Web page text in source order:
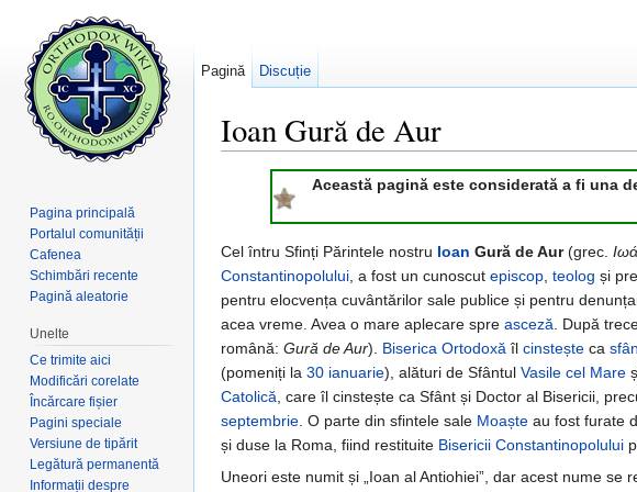
Ioan Gură de Aur
Această pagină este considerată a fi una
Cel întru Sfinți Părintele nostru Ioan Gură de Aur(grec.
Constantinopolului, a fost un cunoscut episcop, teolog și
pentru elocvența cuvântărilor sale publice și pentru
acea vreme. Avea o mare aplecare spre asceză. După
română: Gură de Aur). Biserica Ortodoxă îl cinstește ca
(pomeniți la 30 ianuarie), alături de Sfântul Vasile cel Mare
Catolică, care îl cinstește ca Sfânt și Doctor al Bisericii,
septembrie. O parte din sfintele sale Moaște au fost furate
și duse la Roma, fiind restituite Bisericii Constantinopolului
Uneori este numit și „Ioan al Antiohiei”, dar acest nume
Pagină Discuție
Pagina principală
Portalul comunității
Cafenea
Schimbări recente
Pagină aleatorie
Unelte
Ce trimite aici
Modificări corelate
Încărcare fișier
Pagini speciale
Versiune de tipărit
Legătură permanentă
Informații despre